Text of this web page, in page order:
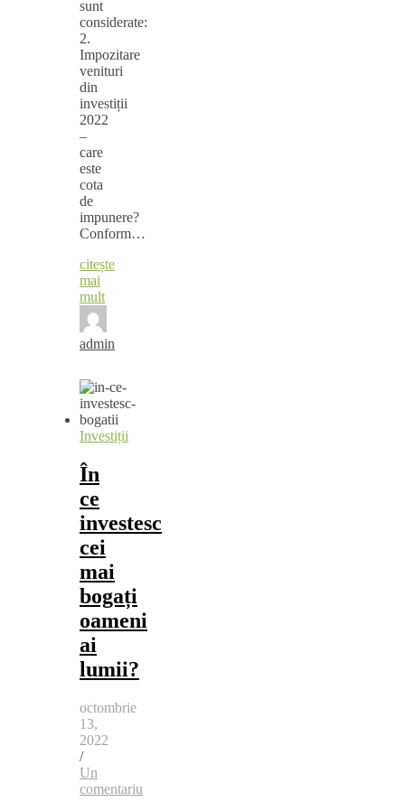
sunt
considerate:
2.
Impozitare
venituri
din
investiții
2022
–
care
este
cota
de
impunere?
Conform…
citește
mai
mult
admin
Investiții
În
ce
investesc
cei
mai
bogați
oameni
ai
lumii?
octombrie
13,
2022
/
Un
comentariu